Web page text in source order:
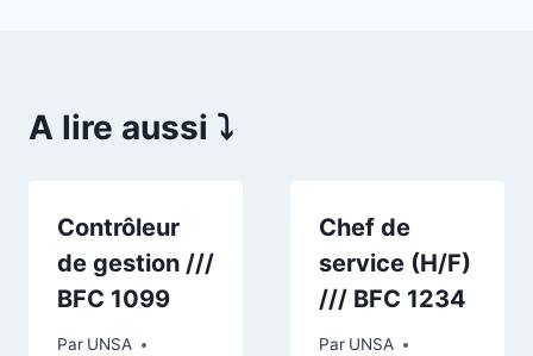
A lire aussi ⤵️
Contrôleur
de gestion ///
BFC 1099
Par UNSA
Chef de
service (H/F)
/// BFC 1234
Par UNSA